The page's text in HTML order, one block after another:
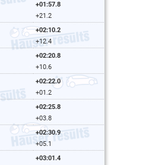
+01:57.8
+21.2
+02:10.2
+12.4
+02:20.8
+10.6
+02:22.0
+01.2
+02:25.8
+03.8
+02:30.9
+05.1
+03:01.4